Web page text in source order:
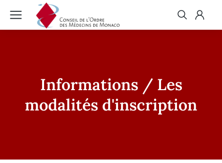
Informations / Les
modalités d'inscription